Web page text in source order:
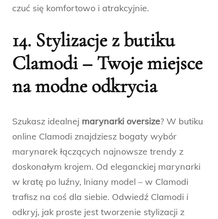
czuć się komfortowo i atrakcyjnie.
14. Stylizacje z butiku
Clamodi – Twoje miejsce
na modne odkrycia
Szukasz idealnej marynarki oversize? W butiku
online Clamodi znajdziesz bogaty wybór
marynarek łączących najnowsze trendy z
doskonałym krojem. Od eleganckiej marynarki
w kratę po luźny, lniany model – w Clamodi
trafisz na coś dla siebie. Odwiedź Clamodi i
odkryj, jak proste jest tworzenie stylizacji z